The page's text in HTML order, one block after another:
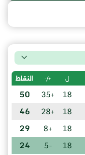
ل +/- النقاط
18
+35
50
18
+28
46
18
+8
29
18
-5
24